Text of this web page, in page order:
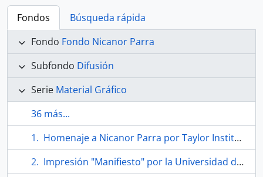
Fondos
Búsqueda rápida
Fondo Fondo Nicanor Parra
Subfondo Difusión
Serie Material Gráfico
36 más...
Homenaje a Nicanor Parra por Taylor Institute
Impresión "Manifiesto" por la Universidad de Alcalá